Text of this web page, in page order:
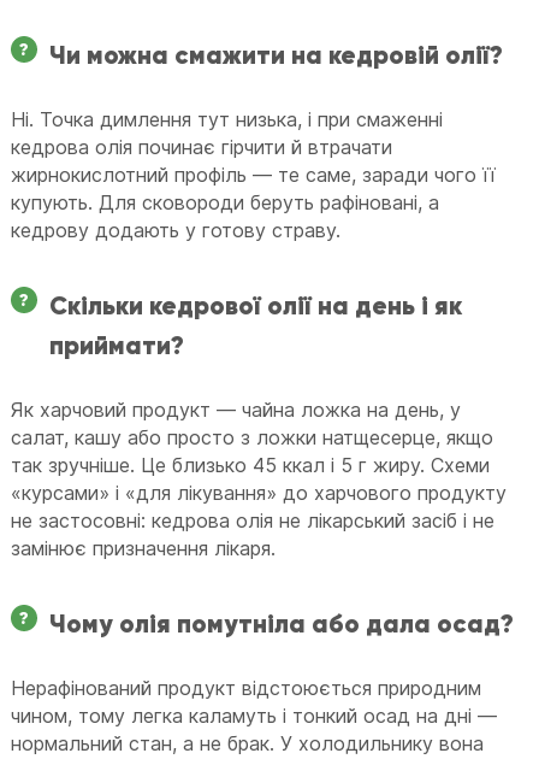
Чи можна смажити на кедровій олії?
Ні. Точка димлення тут низька, і при смаженні
кедрова олія починає гірчити й втрачати
жирнокислотний профіль — те саме, заради чого її
купують. Для сковороди беруть рафіновані, а
кедрову додають у готову страву.
Скільки кедрової олії на день і як
приймати?
Як харчовий продукт — чайна ложка на день, у
салат, кашу або просто з ложки натщесерце, якщо
так зручніше. Це близько 45 ккал і 5 г жиру. Схеми
«курсами» і «для лікування» до харчового продукту
не застосовні: кедрова олія не лікарський засіб і не
замінює призначення лікаря.
Чому олія помутніла або дала осад?
Нерафінований продукт відстоюється природним
чином, тому легка каламуть і тонкий осад на дні —
нормальний стан, а не брак. У холодильнику вона